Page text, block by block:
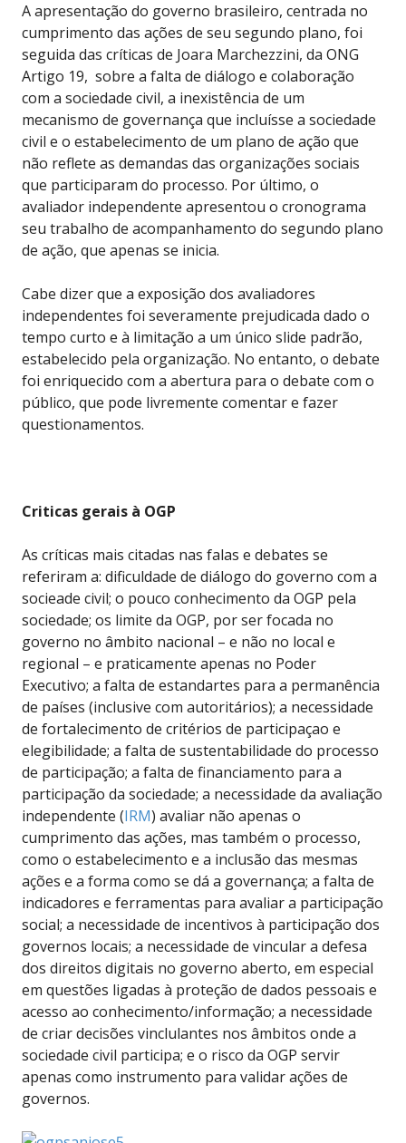
A apresentação do governo brasileiro, centrada no
cumprimento das ações de seu segundo plano, foi
seguida das críticas de Joara Marchezzini, da ONG
Artigo 19, sobre a falta de diálogo e colaboração
com a sociedade civil, a inexistência de um
mecanismo de governança que incluísse a sociedade
civil e o estabelecimento de um plano de ação que
não reflete as demandas das organizações sociais
que participaram do processo. Por último, o
avaliador independente apresentou o cronograma
seu trabalho de acompanhamento do segundo plano
de ação, que apenas se inicia.
Cabe dizer que a exposição dos avaliadores
independentes foi severamente prejudicada dado o
tempo curto e à limitação a um único slide padrão,
estabelecido pela organização. No entanto, o debate
foi enriquecido com a abertura para o debate com o
público, que pode livremente comentar e fazer
questionamentos.
Criticas gerais à OGP
As críticas mais citadas nas falas e debates se
referiram a: dificuldade de diálogo do governo com a
socieade civil; o pouco conhecimento da OGP pela
sociedade; os limite da OGP, por ser focada no
governo no âmbito nacional – e não no local e
regional – e praticamente apenas no Poder
Executivo; a falta de estandartes para a permanência
de países (inclusive com autoritários); a necessidade
de fortalecimento de critérios de participaçao e
elegibilidade; a falta de sustentabilidade do processo
de participação; a falta de financiamento para a
participação da sociedade; a necessidade da avaliação
independente (IRM) avaliar não apenas o
cumprimento das ações, mas também o processo,
como o estabelecimento e a inclusão das mesmas
ações e a forma como se dá a governança; a falta de
indicadores e ferramentas para avaliar a participação
social; a necessidade de incentivos à participação dos
governos locais; a necessidade de vincular a defesa
dos direitos digitais no governo aberto, em especial
em questões ligadas à proteção de dados pessoais e
acesso ao conhecimento/informação; a necessidade
de criar decisões vinclulantes nos âmbitos onde a
sociedade civil participa; e o risco da OGP servir
apenas como instrumento para validar ações de
governos.